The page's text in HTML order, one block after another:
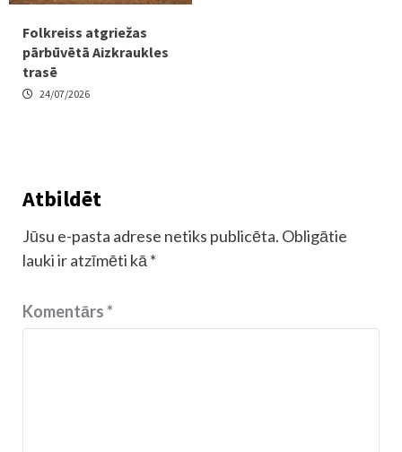
Folkreiss atgriežas
pārbūvētā Aizkraukles
trasē
24/07/2026
Atbildēt
Jūsu e-pasta adrese netiks publicēta. Obligātie
lauki ir atzīmēti kā *
Komentārs*